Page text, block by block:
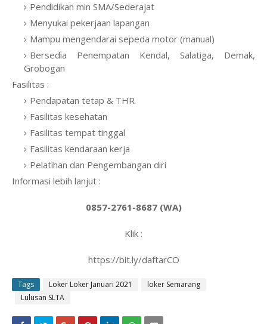
Pendidikan min SMA/Sederajat
Menyukai pekerjaan lapangan
Mampu mengendarai sepeda motor (manual)
Bersedia Penempatan Kendal, Salatiga, Demak,
Grobogan
Fasilitas :
Pendapatan tetap & THR
Fasilitas kesehatan
Fasilitas tempat tinggal
Fasilitas kendaraan kerja
Pelatihan dan Pengembangan diri
Informasi lebih lanjut :
0857-2761-8687 (WA)
Klik :
https://bit.ly/daftarCO
Tags Loker Loker Januari 2021
loker Semarang
Lulusan SLTA